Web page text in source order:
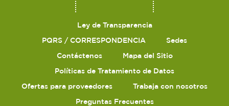
Ley de Transparencia
PQRS / CORRESPONDENCIA
Sedes
Contáctenos
Mapa del Sitio
Políticas de Tratamiento de Datos
Ofertas para proveedores
Trabaja con nosotros
Preguntas Frecuentes